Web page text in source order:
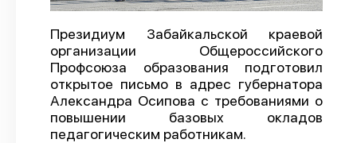
О проекте
Политика конфиденциальности
Президиум Забайкальской краевой
организации Общероссийского
Профсоюза образования подготовил
открытое письмо в адрес губернатора
Александра Осипова с требованиями о
повышении базовых окладов
педагогическим работникам.